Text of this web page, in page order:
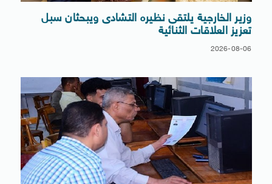
وزير الخارجية يلتقى نظيره التشادى ويبحثان سبل
تعزيز العلاقات الثنائية
2026-08-06